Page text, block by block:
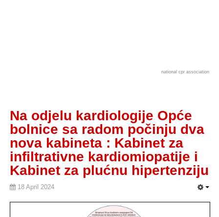
national cpr association
Na odjelu kardiologije Opće
bolnice sa radom počinju dva
nova kabineta : Kabinet za
infiltrativne kardiomiopatije i
Kabinet za plućnu hipertenziju
18 April 2024